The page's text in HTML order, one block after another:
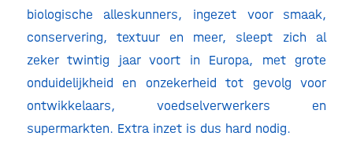
biologische alleskunners, ingezet voor smaak,
conservering, textuur en meer, sleept zich al
zeker twintig jaar voort in Europa, met grote
onduidelijkheid en onzekerheid tot gevolg voor
ontwikkelaars, voedselverwerkers en
supermarkten. Extra inzet is dus hard nodig.